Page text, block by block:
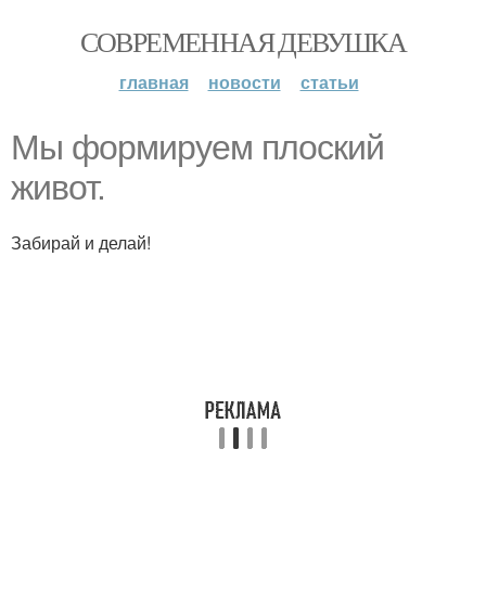
СОВРЕМЕННАЯ ДЕВУШКА
главная новости статьи
Мы формируем плоский
живот.
Забирай и делай!